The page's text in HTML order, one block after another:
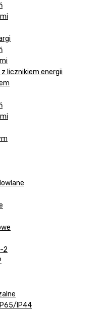
z licznikiem energii
2
IP44